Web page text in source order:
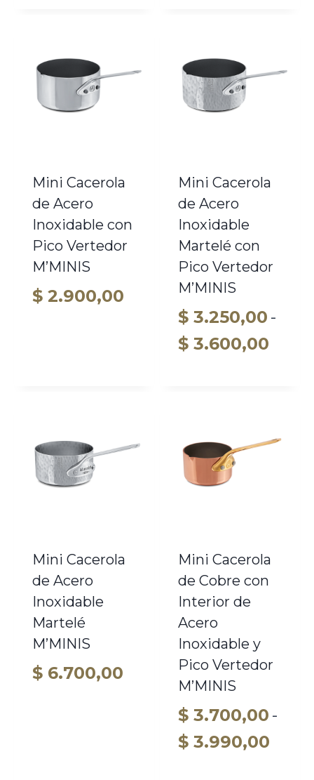
Mini Cacerola
de Acero
Inoxidable con
Pico Vertedor
M’MINIS
$ 2.900,00
Mini Cacerola
de Acero
Inoxidable
Martelé con
Pico Vertedor
M’MINIS
$ 3.250,00 -
$ 3.600,00
$
Mini Cacerola
de Acero
Inoxidable
Martelé
M’MINIS
$ 6.700,00
Mini Cacerola
de Cobre con
Interior de
Acero
Inoxidable y
Pico Vertedor
M’MINIS
$ 3.700,00 -
$ 3.990,00